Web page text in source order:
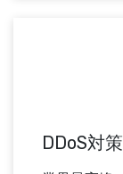
DDoS対策